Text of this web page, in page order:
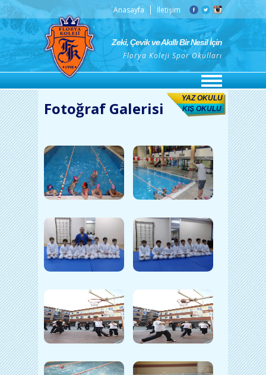
Anasayfa İletişim
Zeki, Çevik ve Akıllı Bir Nesil İçin
Florya Koleji Spor Okulları
YAZ OKULU
KIŞ OKULU
Fotoğraf Galerisi